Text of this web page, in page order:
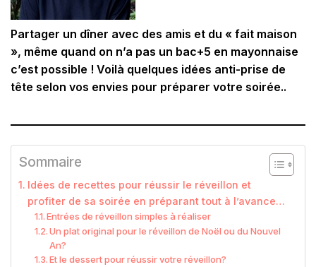
Partager un dîner avec des amis et du « fait maison
», même quand on n’a pas un bac+5 en mayonnaise
c’est possible ! Voilà quelques idées anti-prise de
tête selon vos envies pour préparer votre soirée..
Sommaire
Idées de recettes pour réussir le réveillon et
profiter de sa soirée en préparant tout à l’avance…
Entrées de réveillon simples à réaliser
Un plat original pour le réveillon de Noël ou du Nouvel
An?
Et le dessert pour réussir votre réveillon?